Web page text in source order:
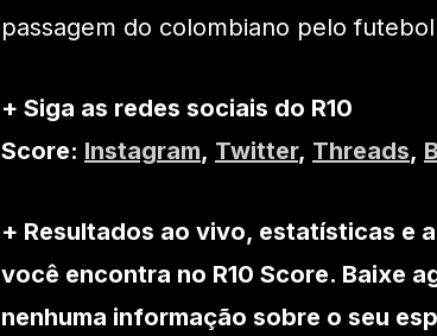
passagem do colombiano pelo
+ Siga as redes sociais do R10
Score: Instagram, Twitter, Threads,
+ Resultados ao vivo, estatísticas e
você encontra no R10 Score. Baixe
nenhuma informação sobre o seu